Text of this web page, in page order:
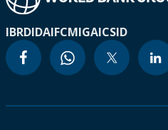
IBRDIDAIFCMIGAICSID